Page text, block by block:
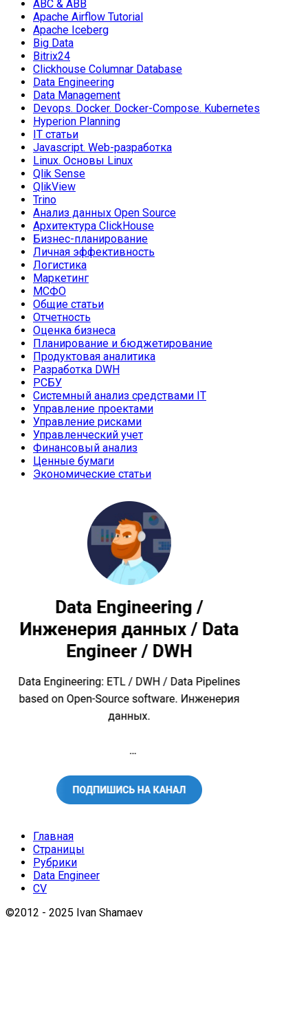
ABC & ABB
Apache Airflow Tutorial
Apache Iceberg
Big Data
Bitrix24
Clickhouse Columnar Database
Data Engineering
Data Management
Devops. Docker. Docker-Compose. Kubernetes
Hyperion Planning
IT статьи
Javascript. Web-разработка
Linux. Основы Linux
Qlik Sense
QlikView
Trino
Анализ данных Open Source
Архитектура ClickHouse
Бизнес-планирование
Личная эффективность
Логистика
Маркетинг
МСФО
Общие статьи
Отчетность
Оценка бизнеса
Планирование и бюджетирование
Продуктовая аналитика
Разработка DWH
РСБУ
Системный анализ средствами IT
Управление проектами
Управление рисками
Управленческий учет
Финансовый анализ
Ценные бумаги
Экономические статьи
Главная
Страницы
Рубрики
Data Engineer
CV
©2012 - 2025 Ivan Shamaev